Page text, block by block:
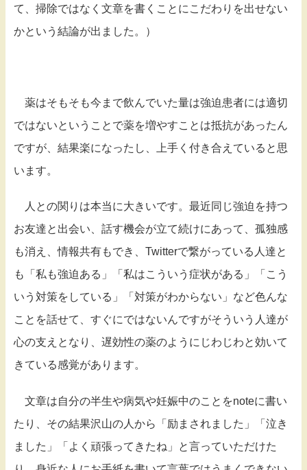
て、掃除ではなく文章を書くことにこだわりを出せない
かという結論が出ました。）
薬はそもそも今まで飲んでいた量は強迫患者には適切
ではないということで薬を増やすことは抵抗があったん
ですが、結果楽になったし、上手く付き合えていると思
います。
人との関りは本当に大きいです。最近同じ強迫を持つ
お友達と出会い、話す機会が立て続けにあって、孤独感
も消え、情報共有もでき、Twitterで繋がっている人達と
も「私も強迫ある」「私はこういう症状がある」「こう
いう対策をしている」「対策がわからない」など色んな
ことを話せて、すぐにではないんですがそういう人達が
心の支えとなり、遅効性の薬のようにじわじわと効いて
きている感覚があります。
文章は自分の半生や病気や妊娠中のことをnoteに書い
たり、その結果沢山の人から「励まされました」「泣き
ました」「よく頑張ってきたね」と言っていただけた